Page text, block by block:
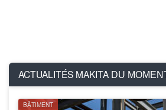
ACTUALITÉS MAKITA DU
BÂTIMENT